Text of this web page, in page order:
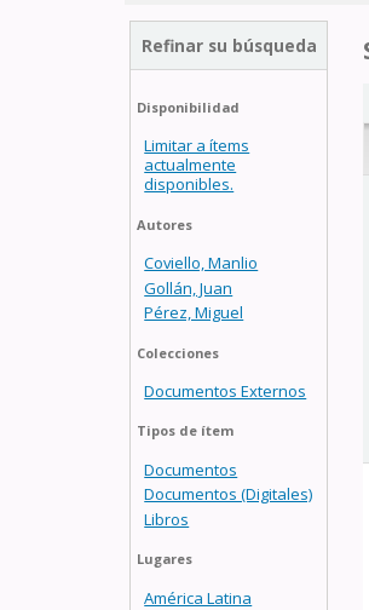
Refinar su búsqueda
Disponibilidad
Limitar a ítems
actualmente
disponibles.
Autores
Coviello, Manlio
Gollán, Juan
Pérez, Miguel
Colecciones
Documentos Externos
Tipos de ítem
Documentos
Documentos (Digitales)
Libros
Lugares
América Latina